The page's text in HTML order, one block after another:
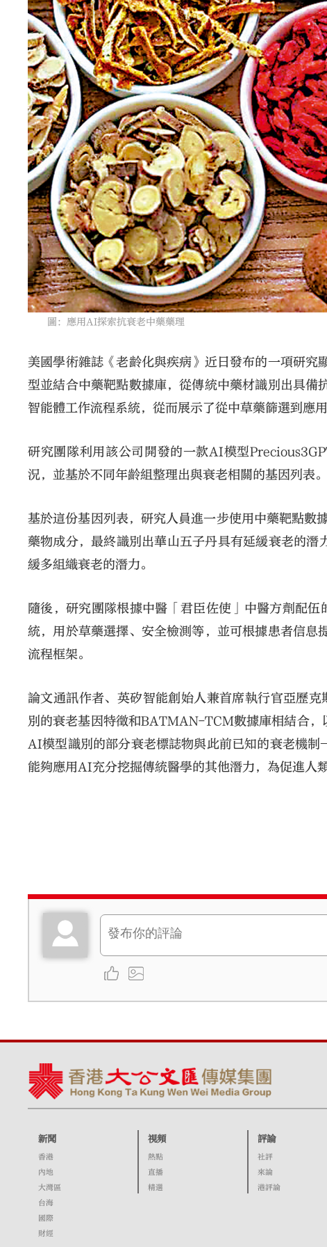
圖：應用AI探索抗衰老中藥藥理
美國學術雜誌《老齡化與疾病》近日發布的一項研
型並結合中藥靶點數據庫，從傳統中藥材識別出具
智能體工作流程系統，從而展示了從中草藥篩選到應
研究團隊利用該公司開發的一款AI模型
況，並基於不同年齡組整理出與衰老相關的基因列表。
基於這份基因列表，研究人員進一步使用中藥靶點
藥物成分，最終識別出華山五子丹具有延緩衰老的
緩多組織衰老的潛力。
隨後，研究團隊根據中醫「君臣佐使」中醫方劑配
統，用於草藥選擇、安全檢測等，並可根據患者信
流程框架。
論文通訊作者、英矽智能創始人兼首席執行官亞歷
別的衰老基因特徵和BATMAN-TCM數據庫相結合，
AI模型識別的部分衰老標誌物與此前已知的衰老機
能夠應用AI充分挖掘傳統醫學的其他潛力，為促進人
新聞
香港
內地
大灣區
台海
國際
財經
視頻
熱點
直播
精選
評論
社評
來論
港評論